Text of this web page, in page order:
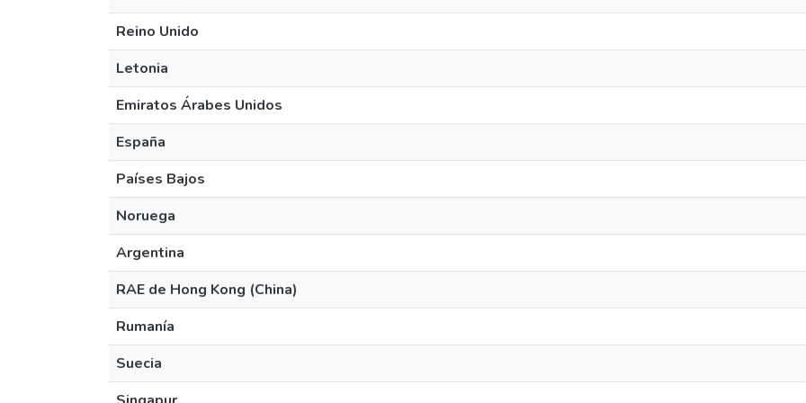
Reino Unido
Letonia
Emiratos Árabes Unidos
España
Países Bajos
Noruega
Argentina
RAE de Hong Kong (China)
Rumanía
Suecia